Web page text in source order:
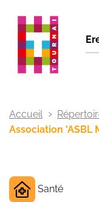
Accueil
Association 'ASBL
Santé